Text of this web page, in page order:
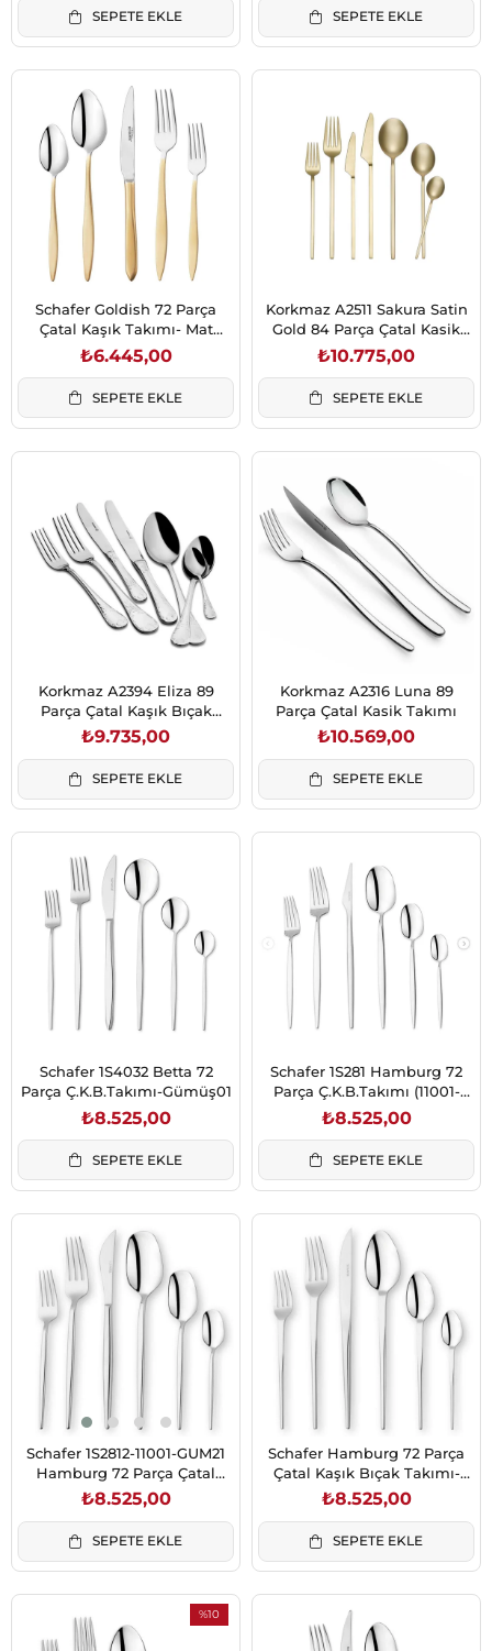
SEPETE EKLE SEPETE EKLE
Schafer Goldish 72 Parça
Çatal Kaşık Takımı- Mat
Altın-XXX05
₺6.445,00
SEPETE EKLE
Korkmaz A2511 Sakura Satin
Gold 84 Parça Çatal Kasik
Takımı
₺10.775,00
SEPETE EKLE
Korkmaz A2394 Eliza 89
Parça Çatal Kaşık Bıçak
Takımı
₺9.735,00
SEPETE EKLE
Korkmaz A2316 Luna 89
Parça Çatal Kasik Takımı
₺10.569,00
SEPETE EKLE
Schafer 1S4032 Betta 72
Parça Ç.K.B.Takımı-Gümüş01
₺8.525,00
SEPETE EKLE
Schafer 1S281 Hamburg 72
Parça Ç.K.B.Takımı (11001-
GUM10)
₺8.525,00
SEPETE EKLE
Schafer 1S2812-11001-GUM21
Hamburg 72 Parça Çatal
Kaşık Bıçak Takımı-Gümüş
₺8.525,00
SEPETE EKLE
Schafer Hamburg 72 Parça
Çatal Kaşık Bıçak Takımı-
Gümüş
₺8.525,00
SEPETE EKLE
%10